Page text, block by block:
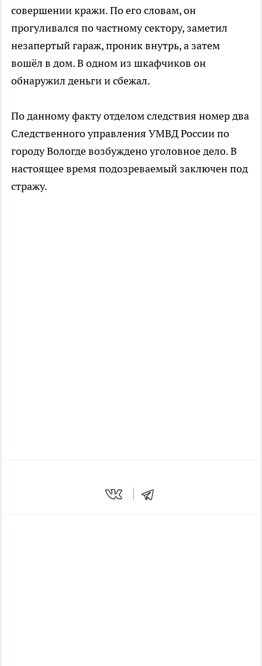
совершении кражи. По его словам, он
прогуливался по частному сектору, заметил
незапертый гараж, проник внутрь, а затем
вошёл в дом. В одном из шкафчиков он
обнаружил деньги и сбежал.
По данному факту отделом следствия номер два
Следственного управления УМВД России по
городу Вологде возбуждено уголовное дело. В
настоящее время подозреваемый заключен под
стражу.